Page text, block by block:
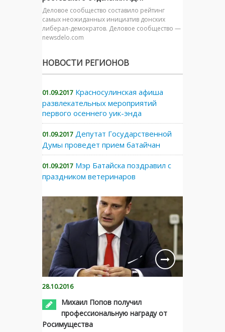
Деловое сообщество составило рейтинг
самых неожиданных инициатив донских
либерал-демократов. Деловое сообщество —
newsdelo.com
НОВОСТИ РЕГИОНОВ
01.09.2017 Красносулинская афиша
развлекательных мероприятий
первого осеннего уик-энда
01.09.2017 Депутат Государственной
Думы проведет прием батайчан
01.09.2017 Мэр Батайска поздравил с
праздником ветеринаров
28.10.2016
Михаил Попов получил
профессиональную награду от
Росимущества